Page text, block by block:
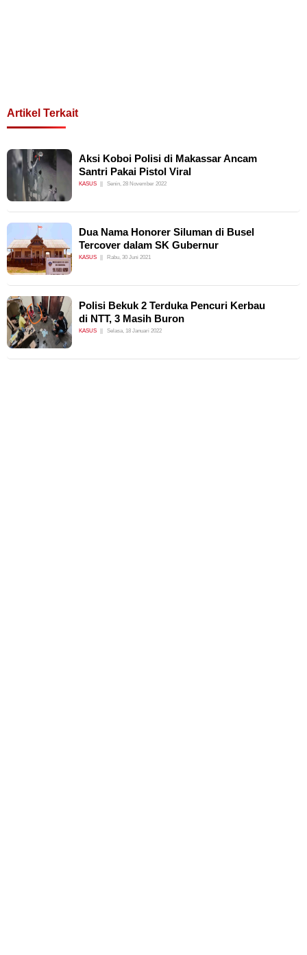
Artikel Terkait
Aksi Koboi Polisi di Makassar Ancam
Santri Pakai Pistol Viral
KASUS Senin, 28 November 2022
Dua Nama Honorer Siluman di Busel
Tercover dalam SK Gubernur
KASUS Rabu, 30 Juni 2021
Polisi Bekuk 2 Terduka Pencuri Kerbau
di NTT, 3 Masih Buron
KASUS Selasa, 18 Januari 2022